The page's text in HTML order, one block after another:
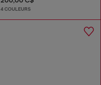
4 COULEURS